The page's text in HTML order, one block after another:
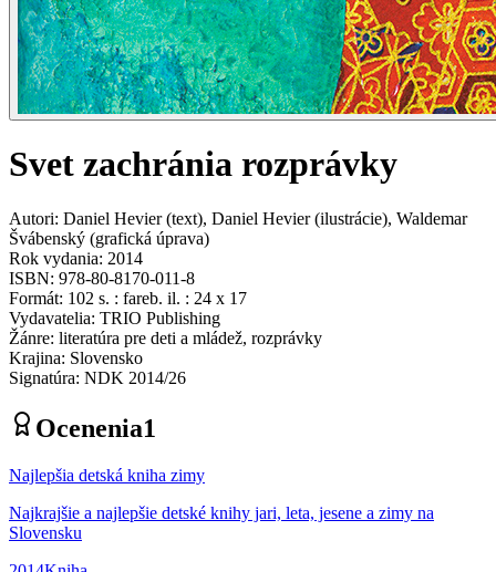
Svet zachránia rozprávky
Autori: Daniel Hevier(text), Daniel Hevier(ilustrácie), Waldemar
Švábenský (grafická úprava)
Rok vydania: 2014
ISBN: 978-80-8170-011-8
Formát: 102 s. : fareb. il. : 24 x 17
Vydavatelia: TRIO Publishing
Žánre: literatúra pre deti a mládež, rozprávky
Krajina: Slovensko
Signatúra: NDK 2014/26
Ocenenia1
Najlepšia detská kniha zimy
Najkrajšie a najlepšie detské knihy jari, leta, jesene a zimy na
Slovensku